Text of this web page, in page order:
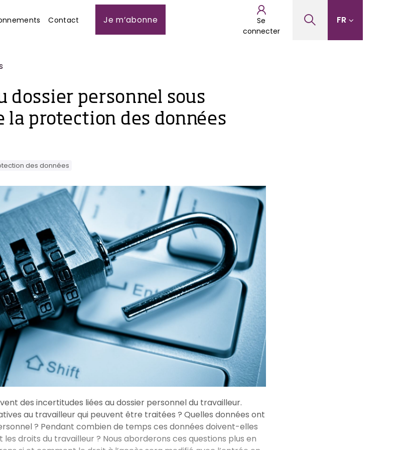
Contact Je m’abonne
Se
connecter
FR
dossier personnel sous
la protection des données
des données
des incertitudes liées au dossier personnel du travailleur.
au travailleur qui peuvent être traitées ? Quelles données ont
? Pendant combien de temps ces données doivent-elles
droits du travailleur ? Nous aborderons ces questions plus en